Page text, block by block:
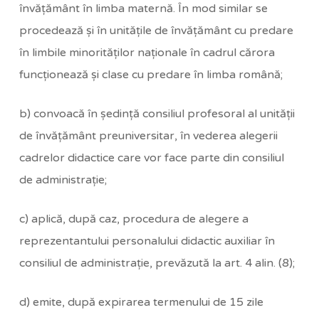
învăţământ în limba maternă. În mod similar se
procedează şi în unităţile de învăţământ cu predare
în limbile minorităţilor naţionale în cadrul cărora
funcţionează şi clase cu predare în limba română;
b) convoacă în şedinţă consiliul profesoral al unităţii
de învăţământ preuniversitar, în vederea alegerii
cadrelor didactice care vor face parte din consiliul
de administraţie;
c) aplică, după caz, procedura de alegere a
reprezentantului personalului didactic auxiliar în
consiliul de administraţie, prevăzută la art. 4 alin. (8);
d) emite, după expirarea termenului de 15 zile